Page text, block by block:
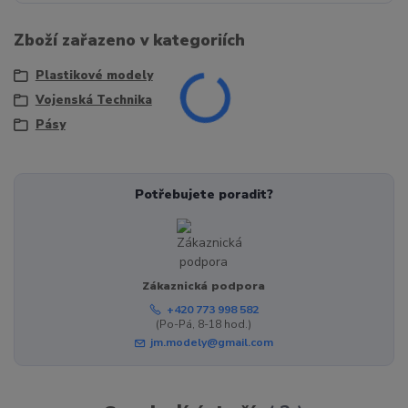
Zboží zařazeno v kategoriích
Plastikové modely
Vojenská Technika
Pásy
Potřebujete poradit?
Zákaznická podpora
+420 773 998 582
(Po-Pá, 8-18 hod.)
jm.modely@gmail.com